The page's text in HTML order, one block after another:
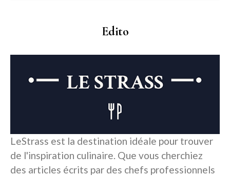
Edito
LeStrass est la destination idéale pour trouver
de l'inspiration culinaire. Que vous cherchiez
des articles écrits par des chefs professionnels